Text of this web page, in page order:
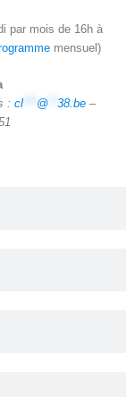
par mois de 16h à
mensuel)
: cl*** @ 38.be –